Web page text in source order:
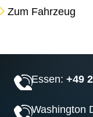
Zum Fahrzeug
Essen:+49
Washington